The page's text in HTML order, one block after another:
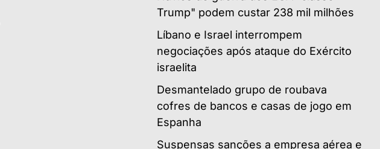
Trump" podem custar 238 mil milhões
Líbano e Israel interrompem
negociações após ataque do Exército
israelita
Desmantelado grupo de roubava
cofres de bancos e casas de jogo em
Espanha
Suspensas sanções a empresa aérea e